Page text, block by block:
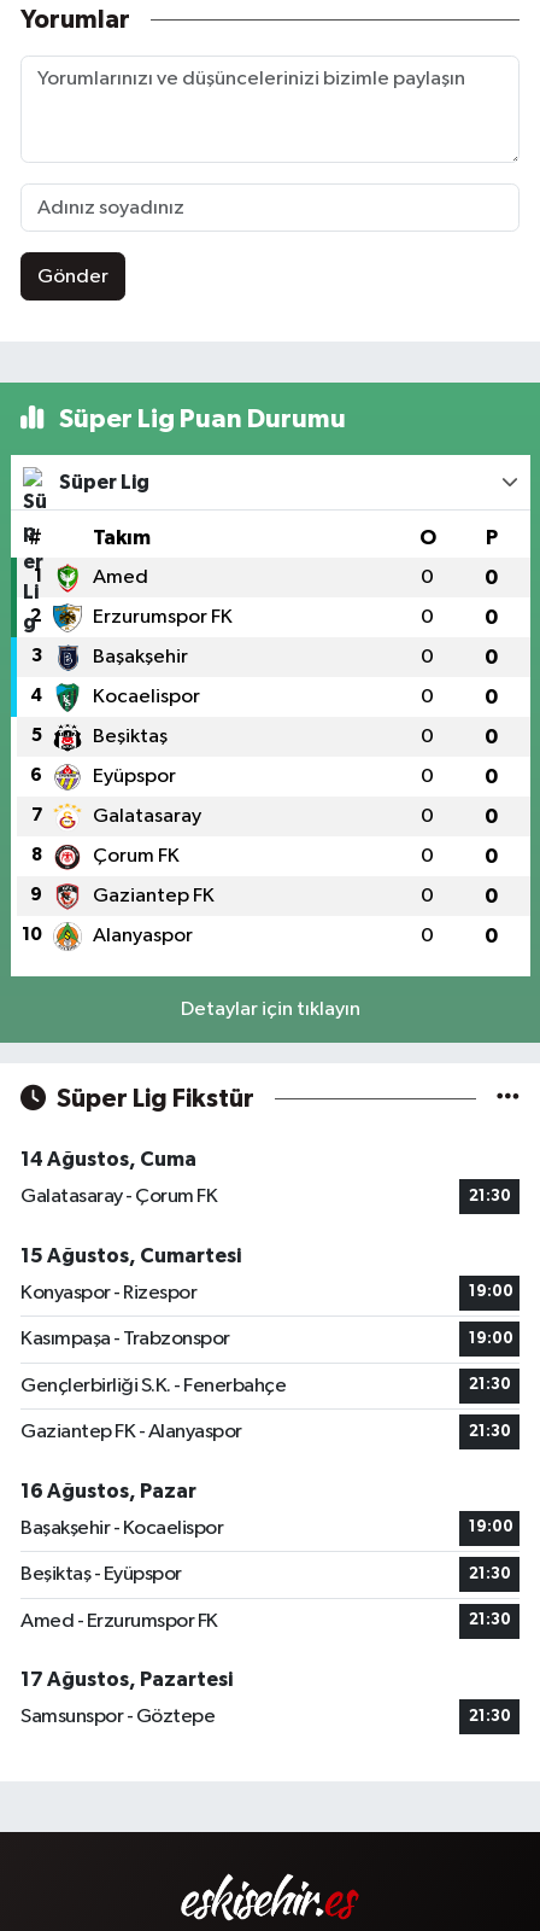
Yorumlar
Gönder
Süper Lig Puan Durumu
Süper Lig
# Takım O P
1 Amed 0 0
2 Erzurumspor FK 0 0
3 Başakşehir 0 0
4 Kocaelispor 0 0
5 Beşiktaş 0 0
6 Eyüpspor 0 0
7 Galatasaray 0 0
8 Çorum FK 0 0
9 Gaziantep FK 0 0
10 Alanyaspor 0 0
Detaylar için tıklayın
Süper Lig Fikstür
14 Ağustos, Cuma
Galatasaray - Çorum FK
21:30
15 Ağustos, Cumartesi
Konyaspor - Rizespor
19:00
Kasımpaşa - Trabzonspor 19:00
Gençlerbirliği S.K. - Fenerbahçe 21:30
Gaziantep FK - Alanyaspor 21:30
16 Ağustos, Pazar
Başakşehir - Kocaelispor
19:00
Beşiktaş - Eyüpspor 21:30
Amed - Erzurumspor FK 21:30
17 Ağustos, Pazartesi
Samsunspor - Göztepe
21:30